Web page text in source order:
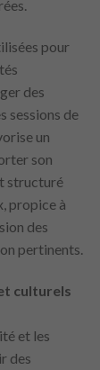
pour
des
sessions de
un
son
structuré
propice à
des
pertinents.
culturels
et les
des